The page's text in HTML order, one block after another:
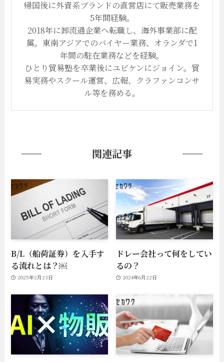
帰国後に外資系ブランドの直営店にて販売業務を
5年間経験。
2018年に卸流通企業へ転職し、海外事業部に配
属。東南アジアでのバイヤー業務、オランダで1
年間の駐在業務などを経験。
ひとり貿易塾を卒業後にユビケンにジョイン。貿
易実務やスクール運営、広報、クラファンコンサ
ル等を務める。
関連記事
B/L（船荷証券）を入手す
る流れとは？￼
2025年2月23日
ドレー会社って何をしてい
るの？
2024年6月22日